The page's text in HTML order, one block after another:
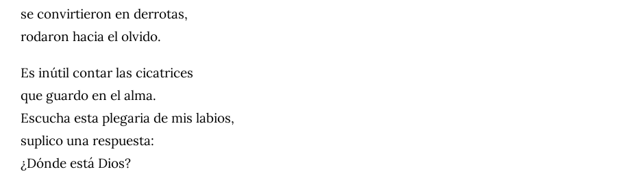
se convirtieron en derrotas,
rodaron hacia el olvido.
Es inútil contar las cicatrices
que guardo en el alma.
Escucha esta plegaria de mis labios,
suplico una respuesta:
¿Dónde está Dios?